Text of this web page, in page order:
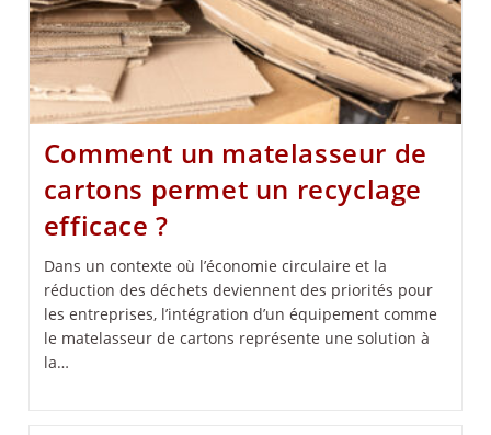
Comment un matelasseur de
cartons permet un recyclage
efficace ?
Dans un contexte où l’économie circulaire et la
réduction des déchets deviennent des priorités pour
les entreprises, l’intégration d’un équipement comme
le matelasseur de cartons représente une solution à
la…